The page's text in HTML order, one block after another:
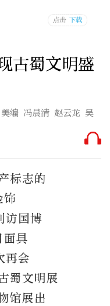
古蜀文明盛
编 冯晨清 赵云龙 吴
标志的
饰
访国博
面具
再会
蜀文明展
馆展出